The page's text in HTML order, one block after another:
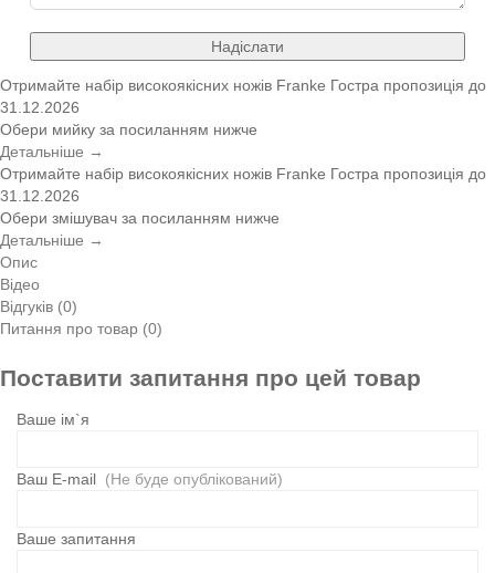
Надіслати
Отримайте набір високоякісних ножів Franke Гостра пропозиція до
31.12.2026
Обери мийку за посиланням нижче
Детальніше →
Отримайте набір високоякісних ножів Franke Гостра пропозиція до
31.12.2026
Обери змішувач за посиланням нижче
Детальніше →
Опис
Відео
Відгуків (0)
Питання про товар (0)
Поставити запитання про цей товар
Ваше ім`я
Ваш E-mail (Не буде опублікований)
Ваше запитання